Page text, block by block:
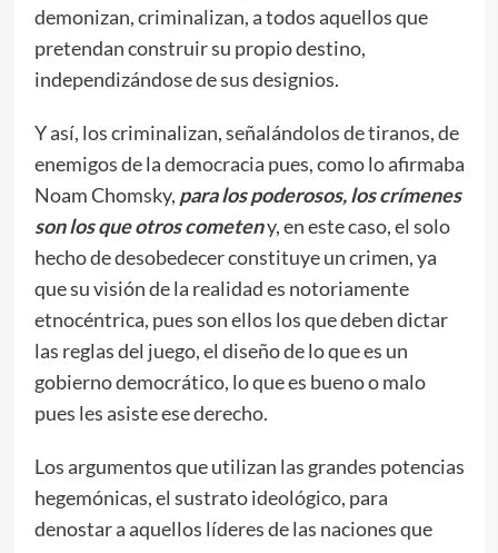
demonizan, criminalizan, a todos aquellos que
pretendan construir su propio destino,
independizándose de sus designios.
Y así, los criminalizan, señalándolos de tiranos, de
enemigos de la democracia pues, como lo afirmaba
Noam Chomsky, para los poderosos, los crímenes
son los que otros cometeny, en este caso, el solo
hecho de desobedecer constituye un crimen, ya
que su visión de la realidad es notoriamente
etnocéntrica, pues son ellos los que deben dictar
las reglas del juego, el diseño de lo que es un
gobierno democrático, lo que es bueno o malo
pues les asiste ese derecho.
Los argumentos que utilizan las grandes potencias
hegemónicas, el sustrato ideológico, para
denostar a aquellos líderes de las naciones que